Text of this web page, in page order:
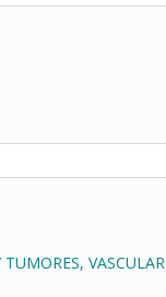
VASCULAR